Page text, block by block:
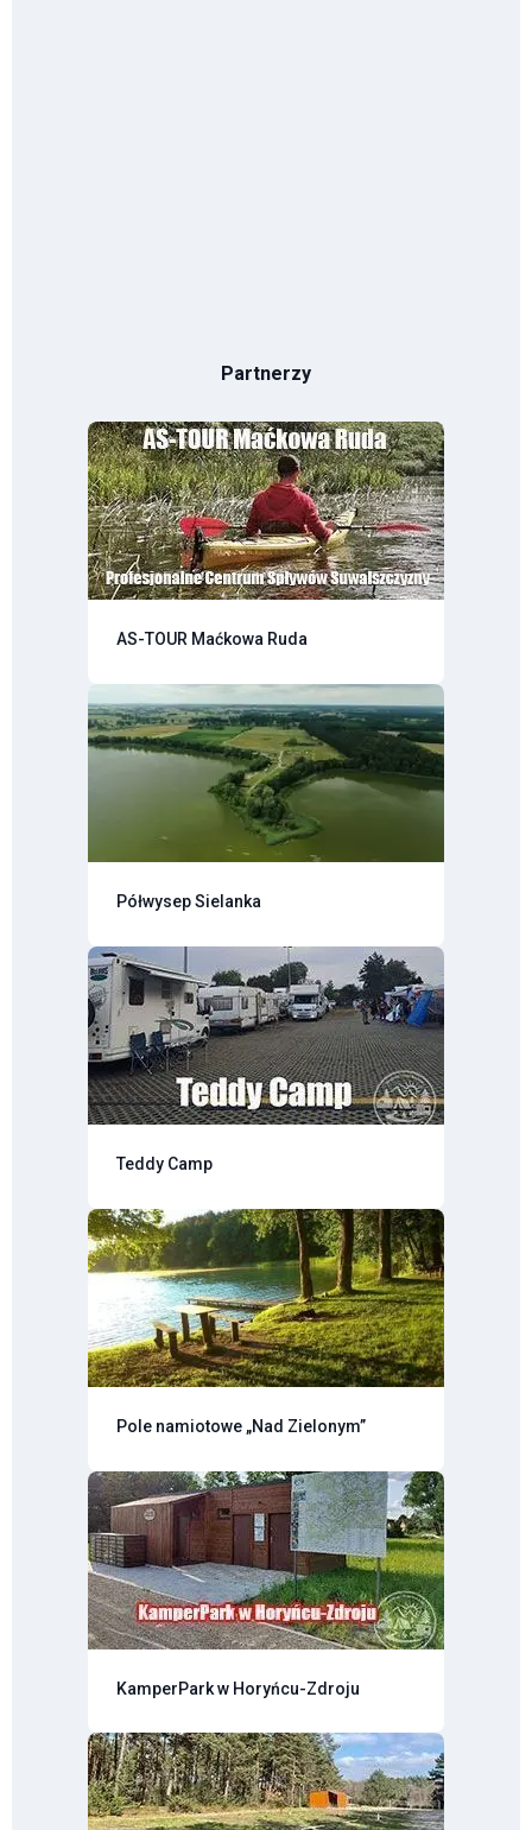
Partnerzy
AS-TOUR Maćkowa Ruda
Półwysep Sielanka
Teddy Camp
Pole namiotowe „Nad Zielonym”
KamperPark w Horyńcu-Zdroju